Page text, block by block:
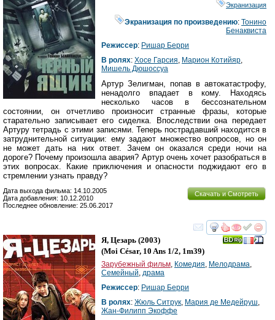
Экранизация
Экранизация по произведению:Тонино
Бенаквиста
Режиссер: Ришар Берри
В ролях: Хосе Гарсия, Марион Котийяр,
Мишель Дюшоссуа
Артур Зелигман, попав в автокатастрофу,
ненадолго впадает в кому. Находясь
несколько часов в бессознательном
состоянии, он отчетливо произносит странные фразы, которые
старательно записывает его сиделка. Впоследствии она передает
Артуру тетрадь с этими записями. Теперь пострадавший находится в
затруднительной ситуации: ему задают множество вопросов, но он
не может дать на них ответ. Зачем он оказался среди ночи на
дороге? Почему произошла авария? Артур очень хочет разобраться в
этих вопросах. Какие приключения и опасности поджидают его в
стремлении узнать правду?
Скачать и Смотреть
Дата выхода фильма: 14.10.2005
Дата добавления: 10.12.2010
Последнее обновление: 25.06.2017
смотреть
Я, Цезарь (2003)
(Moi César, 10 Ans 1/2, 1m39)
Зарубежный фильм Комедия Мелодрама
Семейный драма
Режиссер: Ришар Берри
В ролях: Жюль Ситрук Мария де Медейруш
Жан-Филипп Экоффе